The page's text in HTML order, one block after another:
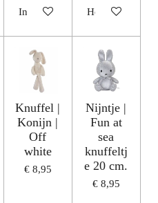
de hoogte
In winkelwagenHoud mij op de
Knuffel |
Konijn |
Off
white
€ 8,95
Nijntje |
Fun at
sea
knuffeltj
e 20 cm.
€ 8,95